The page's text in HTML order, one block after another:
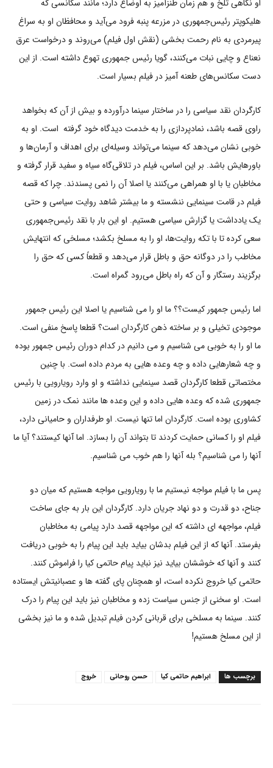
او نگاهی تلخ و هم زمان طنزآمیز به اوضاع دارد؛ مانند سکانسی که
هلیکوپتر رئیس‌جمهوری در مزرعه پنبه فرود می‌آید و محافظان او به سراغ
پیرمردی به نام رحمت بخشی (نقش اول فیلم) می‌روند و درخواست عرق
نعناع و چایی نبات می‌کنند، گویا رئیس جمهوری تهوع داشته است.‌ از این
دست سکانس‌های طعنه آمیز در فیلم بسیار است.
کارگردان نقد سیاسی را در ساختار سینما درآورده و بیش از آن که بخواهد
راوی قصه باشد، نماد‌پردازی را به خدمت دیدگاه خود گرفته است. او به
خوبی نشان می‌دهد که سینما می‌تواند وسیله‌ای برای اهداف و آرمان‌ها و
باورهایش باشد. بر این اساس، فیلم در تلاقی‌گاه سیاه و سفید قرار گرفته و
مخاطبان یا با او همراهی می‌کنند یا اصلا آن را نمی پسندند. چرا که قصه
فیلم در قامت سینمایی ننشسته و ما بیشتر شاهد روایت سیاسی و حتی
یک یادداشت یا گزارش سیاسی هستیم. او این بار با نقد رئیس‌جمهوری
سعی کرده تا با تکه روایت‌ها، او را به مسلخ بکشد؛ مسلخی که انتهایش
مخاطب را در دوگانه حق و باطل قرار می‌دهد و قطعاً کسی که حق را
برگزیند رستگار و آن که راه باطل می‌رود گمراه است.
اما رئیس جمهور کیست؟؟ ما او را می شناسیم یا اصلا این رئیس جمهور
موجودی تخیلی و بر ساخته ذهن کارگردان است؟ قطعا پاسخ منفی است.
ما او را به خوبی می شناسیم و می دانیم در کدام دوران رئیس جمهور بوده
و چه شعارهایی داده و چه وعده هایی به مردم داده است. با چنین
مختصاتی قطعا کارگردان قصد سینمایی نداشته و او وارد رویارویی با رئیس
جمهوری شده که وعده هایی داده و این وعده ها مانند نمک در زمین
کشاوری بوده است. کارگردان اما تنها نیست. او طرفداران و حامیانی دارد،
فیلم او را کسانی حمایت کردند تا بتواند آن را بسازد. اما آنها کیستند؟ آیا ما
آنها را می شناسیم؟ بله آنها را هم خوب می شناسیم.
پس ما با فیلم مواجه نیستیم ما با رویارویی مواجه هستیم که میان دو
جناح، دو قدرت و دو نهاد جریان دارد. کارگردان این بار به جای ساخت
فیلم، مواجهه ای داشته که این مواجهه قصد دارد پیامی به مخاطبان
بفرستد. آنها که از این فیلم بدشان بیاید باید این پیام را به خوبی دریافت
کنند و آنها که خوششان بیاید نیز نباید پیام حاتمی کیا را فراموش کنند.
حاتمی کیا خروج نکرده است، او همچنان پای گفته ها و عصبانیتش ایستاده
است. او سخنی از جنس سیاست زده و مخاطبان نیز باید این پیام را درک
کنند. سینما به مسلخی برای قربانی کردن فیلم تبدیل شده و ما نیز بخشی
از این مسلخ هستیم!
برچسب ها ابراهیم حاتمی کیا حسن روحانی خروج